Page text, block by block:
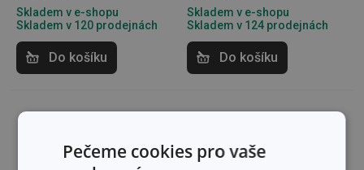
Skladem v e-shopu
Skladem v 120 prodejnách
Do košíku
Skladem v e-shopu
Skladem v 124 prodejnách
Do košíku
Pečeme cookies pro vaše